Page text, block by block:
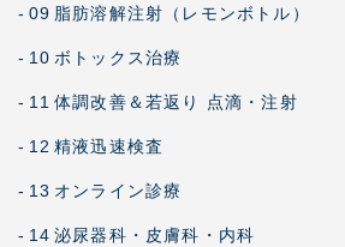
- 09 脂肪溶解注射（レモンボトル）
- 10 ボトックス治療
- 11 体調改善＆若返り 点滴・注射
- 12 精液迅速検査
- 13 オンライン診療
- 14 泌尿器科・皮膚科・内科